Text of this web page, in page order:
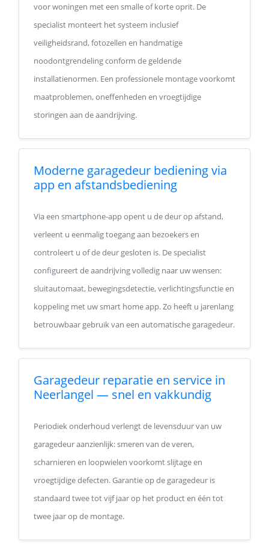
voor woningen met een smalle of korte oprit. De
specialist monteert het systeem inclusief
veiligheidsrand, fotozellen en handmatige
noodontgrendeling conform de geldende
installatienormen. Een professionele montage voorkomt
maatproblemen, oneffenheden en vroegtijdige
storingen aan de aandrijving.
Moderne garagedeur bediening via
app en afstandsbediening
Via een smartphone-app opent u de deur op afstand,
verleent u eenmalig toegang aan bezoekers en
controleert u of de deur gesloten is. De specialist
configureert de aandrijving volledig naar uw wensen:
sluitautomaat, bewegingsdetectie, verlichtingsfunctie en
koppeling met uw smart home app. Zo heeft u jarenlang
betrouwbaar gebruik van een automatische garagedeur.
Garagedeur reparatie en service in
Neerlangel — snel en vakkundig
Periodiek onderhoud verlengt de levensduur van uw
garagedeur aanzienlijk: smeren van de veren,
scharnieren en loopwielen voorkomt slijtage en
vroegtijdige defecten. Garantie op de garagedeur is
standaard twee tot vijf jaar op het product en één tot
twee jaar op de montage.